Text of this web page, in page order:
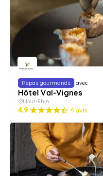
Repas gourmands avec
Hôtel Val-Vignes
Haut-Rhin
4.9 4 avis